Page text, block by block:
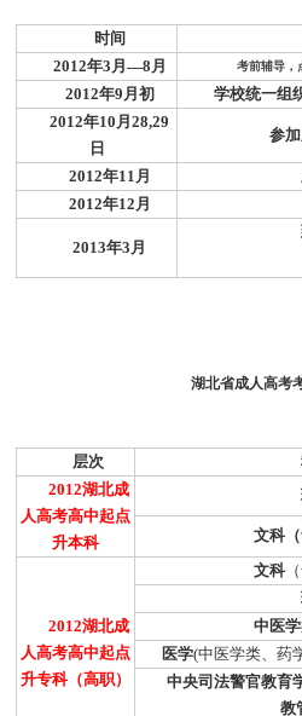
时间
2012年3 月 —8 月 考前辅导，
2012年9 月初
学校统一组
2012年10 月28,29
日
参
2012年11 月
2012年12 月
2013年3 月
湖北省成人高考
层次
2012湖北成
人高考高中起点
升本科
文科（
2012湖北成
人高考高中起点
升专科（高职）
文科（
中医
医学(中医学类、药
中央司法警官教育
教